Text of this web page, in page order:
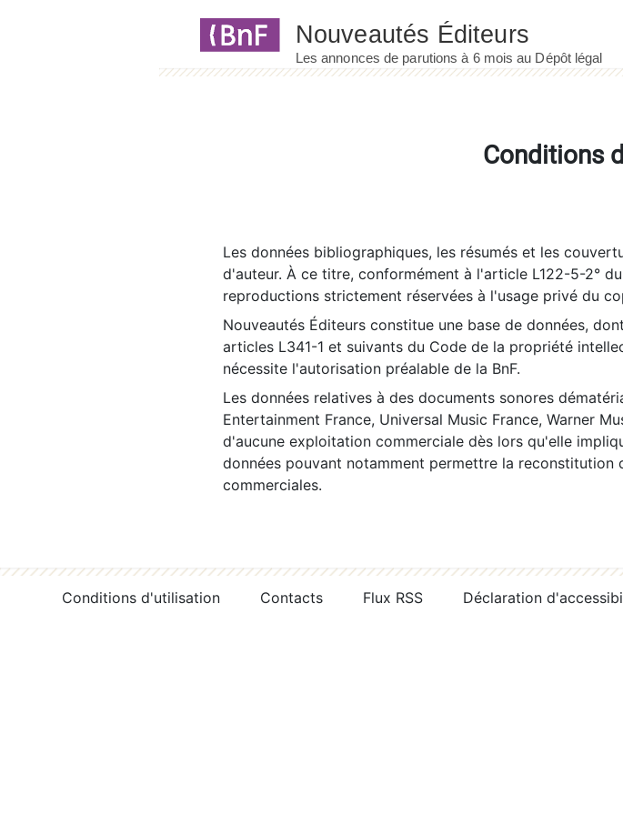
Conditions
Les données bibliographiques, les résumés et les
d'auteur. À ce titre, conformément à l'article L122-5-2°
reproductions strictement réservées à l'usage privé du
Nouveautés Éditeurs constitue une base de données,
articles L341-1 et suivants du Code de la propriété
nécessite l'autorisation préalable de la BnF.
Les données relatives à des documents sonores
Entertainment France, Universal Music France, Warner
d'aucune exploitation commerciale dès lors qu'elle
données pouvant notamment permettre la reconstitution
commerciales.
Conditions d'utilisation Contacts Flux RSS Déclaration